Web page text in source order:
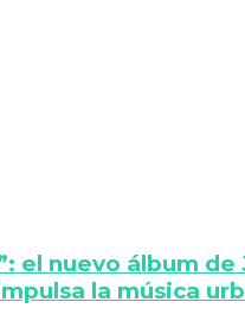
el nuevo álbum de
la música